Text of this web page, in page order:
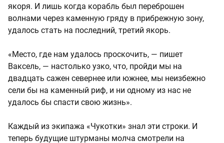
якоря. И лишь когда корабль был переброшен
волнами через каменную гряду в прибрежную зону,
удалось стать на последний, третий якорь.
«Место, где нам удалось проскочить, — пишет
Ваксель, — настолько узко, что, пройди мы на
двадцать сажен севернее или южнее, мы неизбежно
сели бы на каменный риф, и ни одному из нас не
удалось бы спасти свою жизнь».
Каждый из экипажа «Чукотки» знал эти строки. И
теперь будущие штурманы молча смотрели на